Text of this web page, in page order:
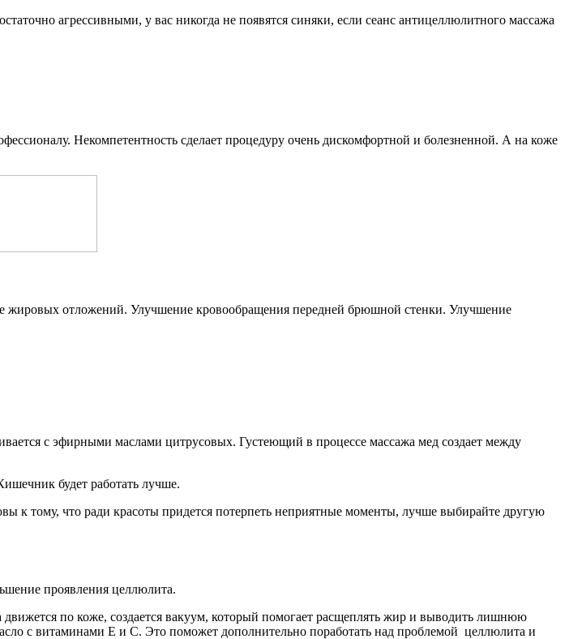
агрессивными, у вас никогда не появятся синяки, если сеанс антицеллюлитного массажа
Некомпетентность сделает процедуру очень дискомфортной и болезненной. А на коже
жировых отложений. Улучшение кровообращения передней брюшной стенки. Улучшение
с эфирными маслами цитрусовых. Густеющий в процессе массажа мед создает между
будет работать лучше.
тому, что ради красоты придется потерпеть неприятные моменты, лучше выбирайте другую
проявления целлюлита.
по коже, создается вакуум, который помогает расщеплять жир и выводить лишнюю
с витаминами Е и С. Это поможет дополнительно поработать над проблемой целлюлита и